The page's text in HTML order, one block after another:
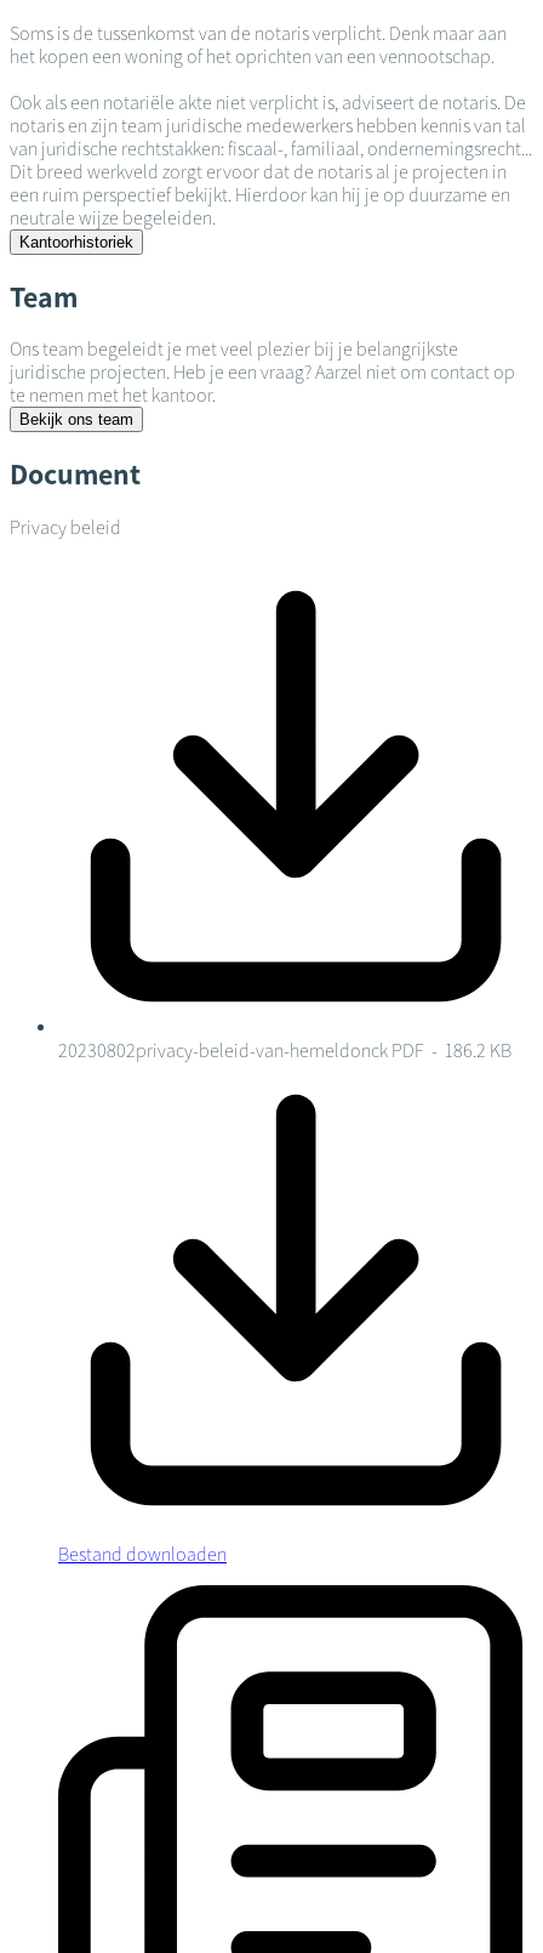
Soms is de tussenkomst van de notaris verplicht. Denk maar aan
het kopen een woning of het oprichten van een vennootschap.
Ook als een notariële akte niet verplicht is, adviseert de notaris. De
notaris en zijn team juridische medewerkers hebben kennis van tal
van juridische rechtstakken: fiscaal-, familiaal, ondernemingsrecht...
Dit breed werkveld zorgt ervoor dat de notaris al je projecten in
een ruim perspectief bekijkt. Hierdoor kan hij je op duurzame en
neutrale wijze begeleiden.
Kantoorhistoriek
Team
Ons team begeleidt je met veel plezier bij je belangrijkste
juridische projecten. Heb je een vraag? Aarzel niet om contact op
te nemen met het kantoor.
Bekijk ons team
Document
Privacy beleid
20230802privacy-beleid-van-hemeldonck PDF - 186.2 KB
Bestand downloaden